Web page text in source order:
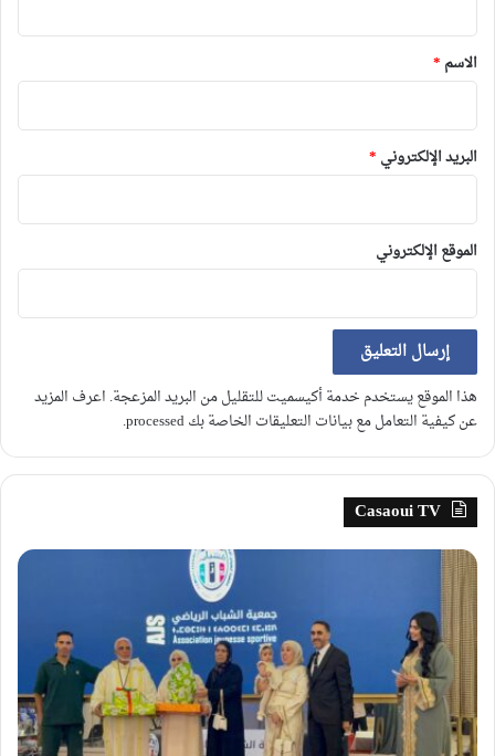
*
الاسم *
البريد الإلكتروني *
الموقع الإلكتروني
هذا الموقع يستخدم خدمة أكيسميت للتقليل من البريد المزعجة. اعرف المزيد
عن كيفية التعامل مع بيانات التعليقات الخاصة بك processed
.
Casaoui TV